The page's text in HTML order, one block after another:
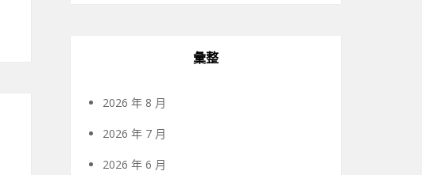
彙整
2026 年 8 月
2026 年 7 月
2026 年 6 月